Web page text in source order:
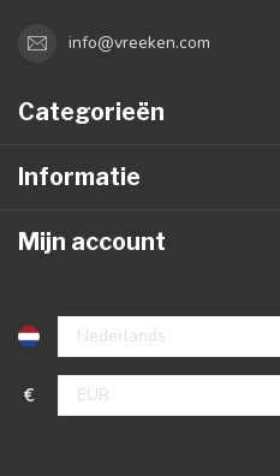
info@vreeken.com
Categorieën
Informatie
Mijn account
€